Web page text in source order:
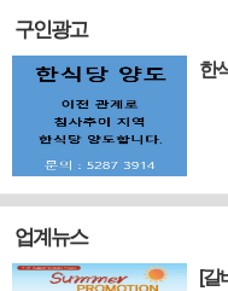
구인광고
한
업계뉴스
[갈